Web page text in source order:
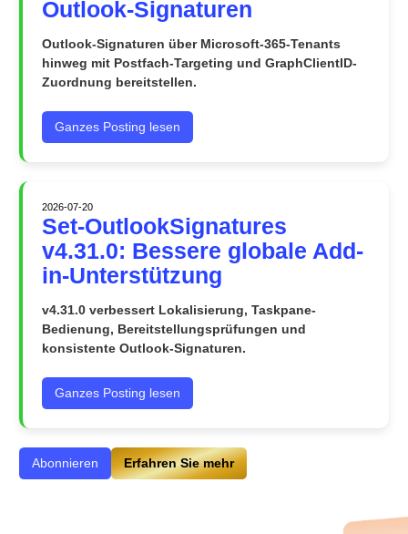
Outlook-Signaturen
Outlook-Signaturen über Microsoft-365-Tenants
hinweg mit Postfach-Targeting und GraphClientID-
Zuordnung bereitstellen.
Ganzes Posting lesen
2026-07-20
Set-OutlookSignatures
v4.31.0: Bessere globale Add-
in-Unterstützung
v4.31.0 verbessert Lokalisierung, Taskpane-
Bedienung, Bereitstellungsprüfungen und
konsistente Outlook-Signaturen.
Ganzes Posting lesen
Abonnieren Erfahren Sie mehr